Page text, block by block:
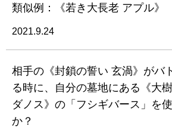
類似例：《若き大長老 アプル》
2021.9.24
相手の《封鎖の誓い 玄渦》がバ
る時に、自分の墓地にある《大
ダノス》の「フシギバース」を
か？